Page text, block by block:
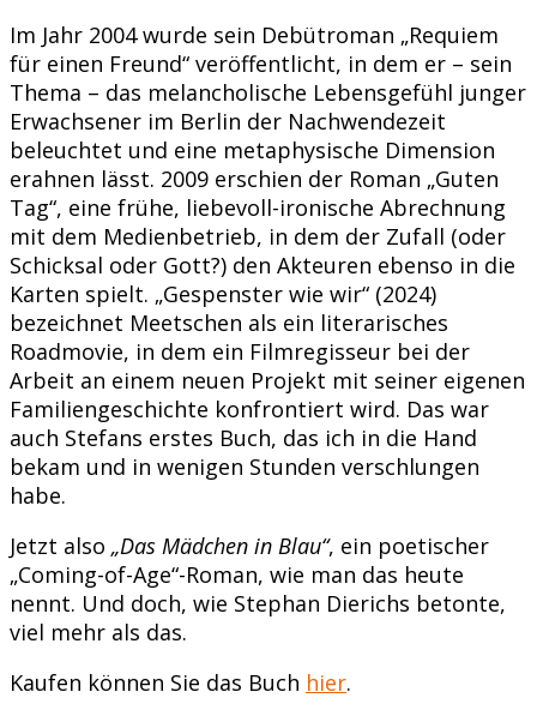
Im Jahr 2004 wurde sein Debütroman „Requiem
für einen Freund“ veröffentlicht, in dem er – sein
Thema – das melancholische Lebensgefühl junger
Erwachsener im Berlin der Nachwendezeit
beleuchtet und eine metaphysische Dimension
erahnen lässt. 2009 erschien der Roman „Guten
Tag“, eine frühe, liebevoll-ironische Abrechnung
mit dem Medienbetrieb, in dem der Zufall (oder
Schicksal oder Gott?) den Akteuren ebenso in die
Karten spielt. „Gespenster wie wir“ (2024)
bezeichnet Meetschen als ein literarisches
Roadmovie, in dem ein Filmregisseur bei der
Arbeit an einem neuen Projekt mit seiner eigenen
Familiengeschichte konfrontiert wird. Das war
auch Stefans erstes Buch, das ich in die Hand
bekam und in wenigen Stunden verschlungen
habe.
Jetzt also „Das Mädchen in Blau“, ein poetischer
„Coming-of-Age“-Roman, wie man das heute
nennt. Und doch, wie Stephan Dierichs betonte,
viel mehr als das.
Kaufen können Sie das Buch hier.